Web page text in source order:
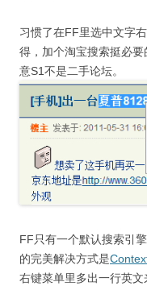
习惯了在FF里选中文字
得，加个淘宝搜索挺必
意S1不是二手论坛。
FF只有一个默认搜索引
的完美解决方式是
右键菜单里多出一行英文